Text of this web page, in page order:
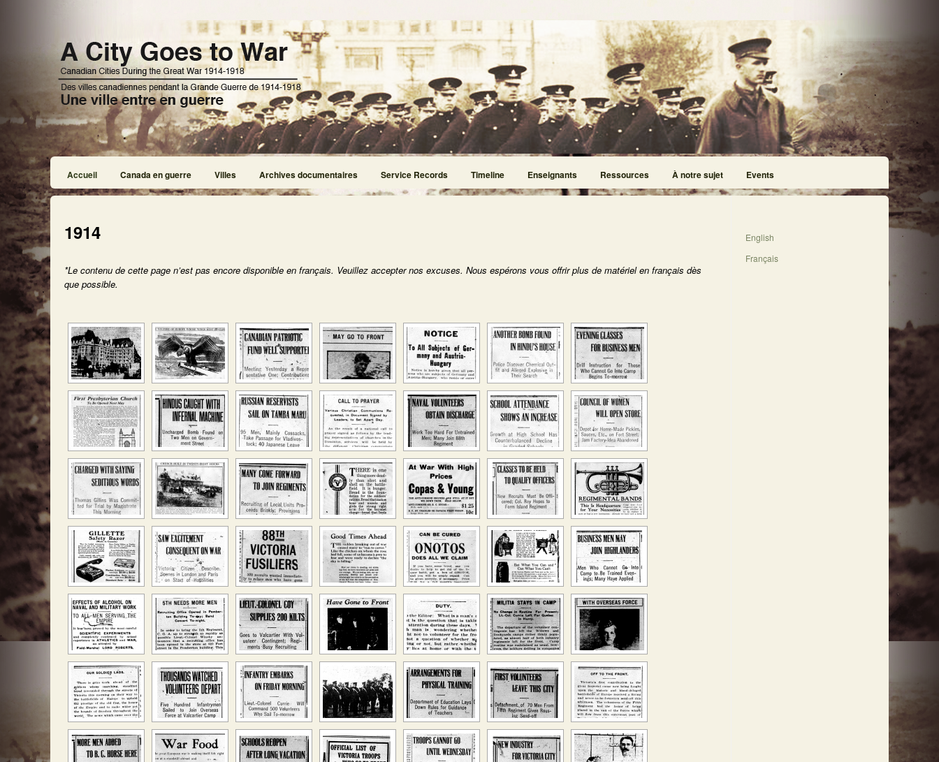
Accueil Canada en guerre Villes Archives documentaires Service Records Timeline Enseignants Ressources À notre sujet Events
1914
*Le contenu de cette page n’est pas encore disponible en français. Veuillez accepter nos excuses. Nous espérons vous offrir plus de matériel en français dès
que possible.
English
Français